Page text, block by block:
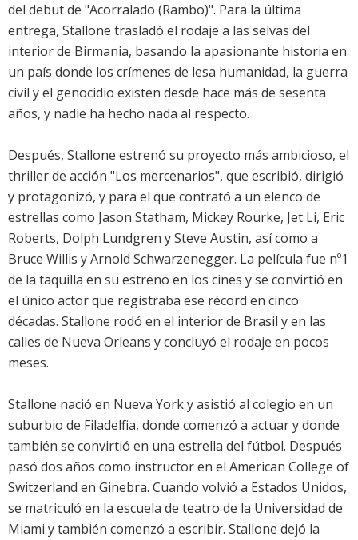
del debut de "Acorralado (Rambo)". Para la última
entrega, Stallone trasladó el rodaje a las selvas del
interior de Birmania, basando la apasionante historia en
un país donde los crímenes de lesa humanidad, la guerra
civil y el genocidio existen desde hace más de sesenta
años, y nadie ha hecho nada al respecto.
Después, Stallone estrenó su proyecto más ambicioso, el
thriller de acción "Los mercenarios", que escribió, dirigió
y protagonizó, y para el que contrató a un elenco de
estrellas como Jason Statham, Mickey Rourke, Jet Li, Eric
Roberts, Dolph Lundgren y Steve Austin, así como a
Bruce Willis y Arnold Schwarzenegger. La película fue nº1
de la taquilla en su estreno en los cines y se convirtió en
el único actor que registraba ese récord en cinco
décadas. Stallone rodó en el interior de Brasil y en las
calles de Nueva Orleans y concluyó el rodaje en pocos
meses.
Stallone nació en Nueva York y asistió al colegio en un
suburbio de Filadelfia, donde comenzó a actuar y donde
también se convirtió en una estrella del fútbol. Después
pasó dos años como instructor en el American College of
Switzerland en Ginebra. Cuando volvió a Estados Unidos,
se matriculó en la escuela de teatro de la Universidad de
Miami y también comenzó a escribir. Stallone dejó la